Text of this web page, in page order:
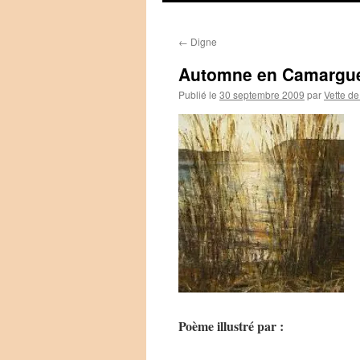
← Digne
Automne en
Publié le 30 septembre 2009 parVette
Poème illustré par :